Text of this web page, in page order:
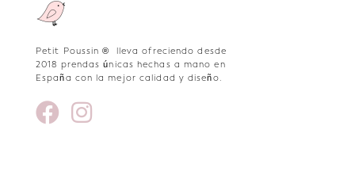
Petit Poussin ® lleva ofreciendo desde
2018 prendas únicas hechas a mano en
España con la mejor calidad y diseño.